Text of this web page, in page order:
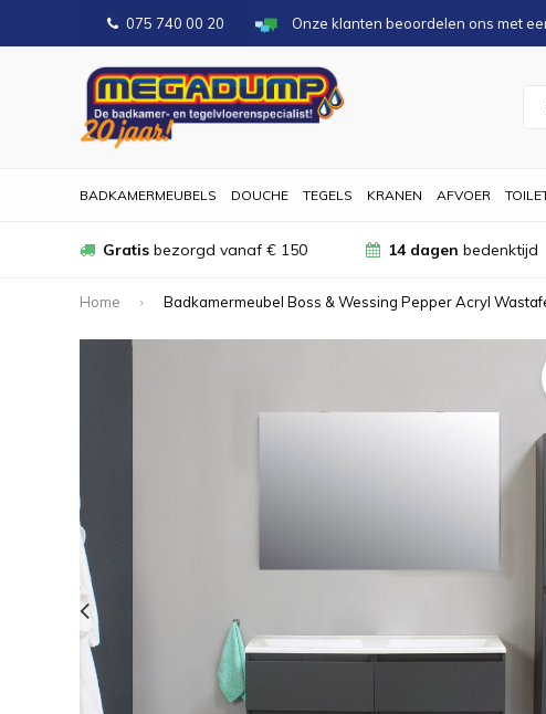
075 740 00 20 Onze klanten beoordelen ons met
BADKAMERMEUBELS DOUCHE TEGELS KRANEN AFVOER
Gratis bezorgd vanaf € 150 14 dagen bedenktijd
Home Badkamermeubel Boss & Wessing Pepper Acryl